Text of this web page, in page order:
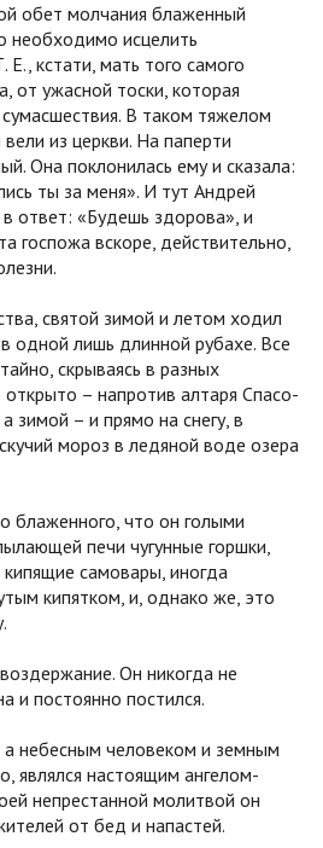
обет молчания блаженный
необходимо исцелить
кстати, мать того самого
от ужасной тоски, которая
В таком тяжелом
из церкви. На паперти
Она поклонилась ему и сказала:
ты за меня». И тут Андрей
ответ: «Будешь здорова», и
госпожа вскоре, действительно,
святой зимой и летом ходил
одной лишь длинной рубахе. Все
скрываясь в разных
– напротив алтаря Спасо-
зимой – и прямо на снегу, в
мороз в ледяной воде озера
блаженного, что он голыми
печи чугунные горшки,
самовары, иногда
кипятком, и, однако же, это
Он никогда не
и постоянно постился.
небесным человеком и земным
являлся настоящим ангелом-
непрестанной молитвой он
от бед и напастей.